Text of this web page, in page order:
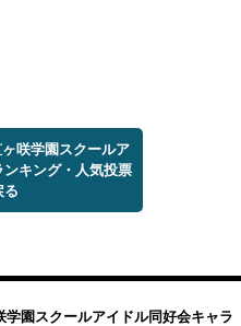
咲学園スクールア
キング・人気投票
る
学園スクールアイドル同好会キャラ